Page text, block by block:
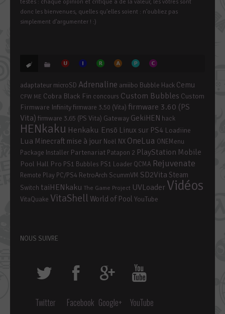
testés : chaque opinion et critique a de la valeur, les vôtres sont
donc les bienvenues, quelles qu’elles soient : n’oubliez pas
simplement d’argumenter ! :)
adaptateur microSD Adrenaline amiibo Bubble Hack Cemu
CFW ME Cobra Black Fin concours Custom Bubbles Custom
Firmware Infinityfirmware 3.50 (Vita) firmware 3.60 (PS
Vita) firmware 3.65 (PS Vita) Gateway GekiHEN hack
HENkaku Henkaku Ensō Linux sur PS4 Loadiine
Lua Minecraft mise à jour Noël NX OneLua ONEMenu
Package Installer Partenariat Patapon 2 PlayStation Mobile
Pool Hall Pro PS1 Bubbles PS1 Loader QCMA Rejuvenate
Remote Play PC/PS4 RetroArch ScummVM SD2Vita Steam
Switch taiHENkaku The Game Project UVLoader Vidéos
VitaQuake VitaShell World of Pool YouTube
NOUS SUIVRE
Twitter Facebook Google+ YouTube